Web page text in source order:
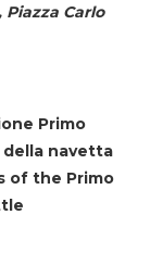
Carlo
Primo
della navetta
of the Primo